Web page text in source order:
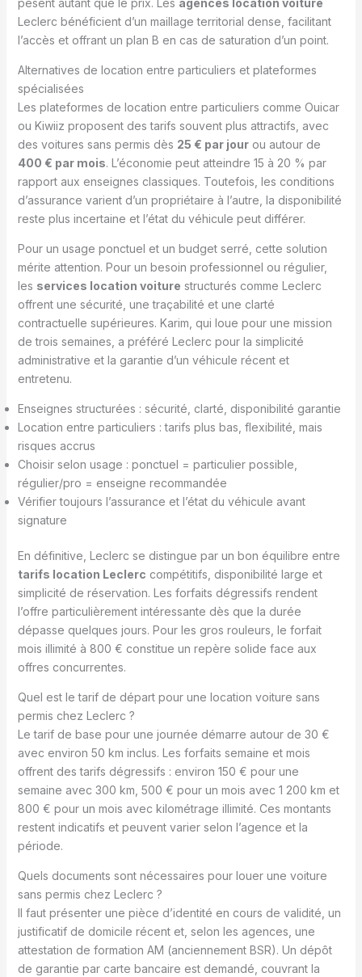
pèsent autant que le prix. Les agences location voiture
Leclerc bénéficient d’un maillage territorial dense, facilitant
l’accès et offrant un plan B en cas de saturation d’un point.
Alternatives de location entre particuliers et plateformes
spécialisées
Les plateformes de location entre particuliers comme Ouicar
ou Kiwiiz proposent des tarifs souvent plus attractifs, avec
des voitures sans permis dès 25 € par jourou autour de
400 € par mois. L’économie peut atteindre 15 à 20 % par
rapport aux enseignes classiques. Toutefois, les conditions
d’assurance varient d’un propriétaire à l’autre, la disponibilité
reste plus incertaine et l’état du véhicule peut différer.
Pour un usage ponctuel et un budget serré, cette solution
mérite attention. Pour un besoin professionnel ou régulier,
les services location voiture structurés comme Leclerc
offrent une sécurité, une traçabilité et une clarté
contractuelle supérieures. Karim, qui loue pour une mission
de trois semaines, a préféré Leclerc pour la simplicité
administrative et la garantie d’un véhicule récent et
entretenu.
Enseignes structurées : sécurité, clarté, disponibilité garantie
Location entre particuliers : tarifs plus bas, flexibilité, mais
risques accrus
Choisir selon usage : ponctuel = particulier possible,
régulier/pro = enseigne recommandée
Vérifier toujours l’assurance et l’état du véhicule avant
signature
En définitive, Leclerc se distingue par un bon équilibre entre
tarifs location Leclerc compétitifs, disponibilité large et
simplicité de réservation. Les forfaits dégressifs rendent
l’offre particulièrement intéressante dès que la durée
dépasse quelques jours. Pour les gros rouleurs, le forfait
mois illimité à 800 € constitue un repère solide face aux
offres concurrentes.
Quel est le tarif de départ pour une location voiture sans
permis chez Leclerc ?
Le tarif de base pour une journée démarre autour de 30 €
avec environ 50 km inclus. Les forfaits semaine et mois
offrent des tarifs dégressifs : environ 150 € pour une
semaine avec 300 km, 500 € pour un mois avec 1 200 km et
800 € pour un mois avec kilométrage illimité. Ces montants
restent indicatifs et peuvent varier selon l’agence et la
période.
Quels documents sont nécessaires pour louer une voiture
sans permis chez Leclerc ?
Il faut présenter une pièce d’identité en cours de validité, un
justificatif de domicile récent et, selon les agences, une
attestation de formation AM (anciennement BSR). Un dépôt
de garantie par carte bancaire est demandé, couvrant la